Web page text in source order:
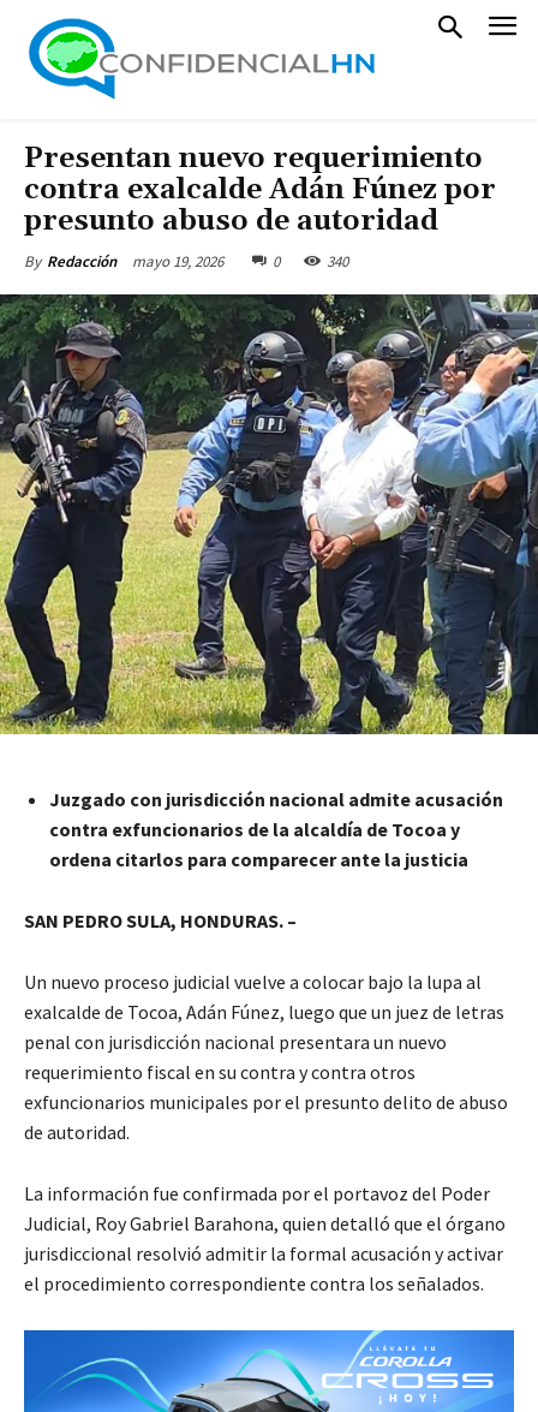
Presentan nuevo requerimiento
contra exalcalde Adán Fúnez por
presunto abuso de autoridad
By Redacción mayo 19, 2026 0 340
Juzgado con jurisdicción nacional admite acusación
contra exfuncionarios de la alcaldía de Tocoa y
ordena citarlos para comparecer ante la justicia
SAN PEDRO SULA, HONDURAS. –
Un nuevo proceso judicial vuelve a colocar bajo la lupa al
exalcalde de Tocoa, Adán Fúnez, luego que un juez de letras
penal con jurisdicción nacional presentara un nuevo
requerimiento fiscal en su contra y contra otros
exfuncionarios municipales por el presunto delito de abuso
de autoridad.
La información fue confirmada por el portavoz del Poder
Judicial, Roy Gabriel Barahona, quien detalló que el órgano
jurisdiccional resolvió admitir la formal acusación y activar
el procedimiento correspondiente contra los señalados.